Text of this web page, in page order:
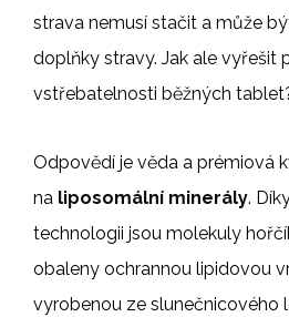
strava nemusí stačit a může
doplňky stravy. Jak ale vyřešit
vstřebatelnosti běžných
Odpovědí je věda a prémiová
na liposomální minerály.
technologii jsou molekuly
obaleny ochrannou lipidovou
vyrobenou ze slunečnicového